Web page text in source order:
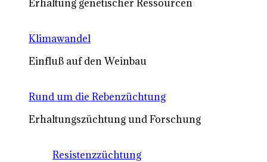
Erhaltung genetischer Ressourcen
Klimawandel
Einfluß auf den Weinbau
Rund um die Rebenzüchtung
Erhaltungszüchtung und Forschung
Resistenzzüchtung